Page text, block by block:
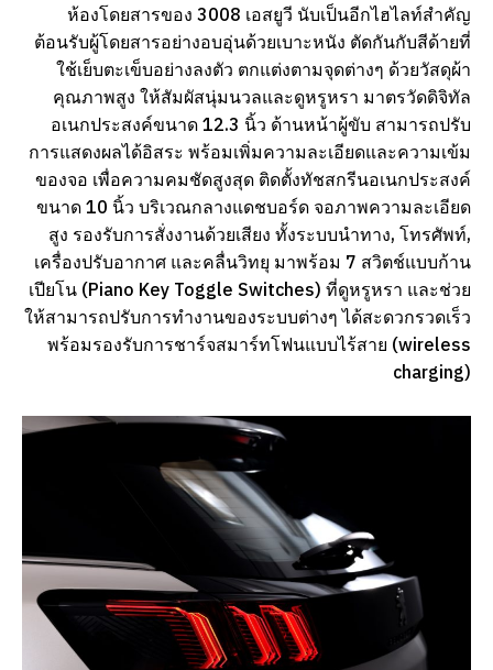
ห้องโดยสารของ 3008 เอสยูวี นับเป็นอีกไฮไลท์สำคัญ
ต้อนรับผู้โดยสารอย่างอบอุ่นด้วยเบาะหนัง ตัดกันกับสีด้ายที่
ใช้เย็บตะเข็บอย่างลงตัว ตกแต่งตามจุดต่างๆ ด้วยวัสดุผ้า
คุณภาพสูง ให้สัมผัสนุ่มนวลและดูหรูหรา มาตรวัดดิจิทัล
อเนกประสงค์ขนาด 12.3 นิ้ว ด้านหน้าผู้ขับ สามารถปรับ
การแสดงผลได้อิสระ พร้อมเพิ่มความละเอียดและความเข้ม
ของจอ เพื่อความคมชัดสูงสุด ติดตั้งทัชสกรีนอเนกประสงค์
ขนาด 10 นิ้ว บริเวณกลางแดชบอร์ด จอภาพความละเอียด
สูง รองรับการสั่งงานด้วยเสียง ทั้งระบบนำทาง, โทรศัพท์,
เครื่องปรับอากาศ และคลื่นวิทยุ มาพร้อม 7 สวิตช์แบบก้าน
เปียโน (Piano Key Toggle Switches) ที่ดูหรูหรา และช่วย
ให้สามารถปรับการทำงานของระบบต่างๆ ได้สะดวกรวดเร็ว
พร้อมรองรับการชาร์จสมาร์ทโฟนแบบไร้สาย (wireless
charging)